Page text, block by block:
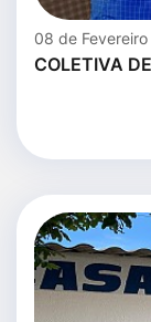
08 de
COLETIVA